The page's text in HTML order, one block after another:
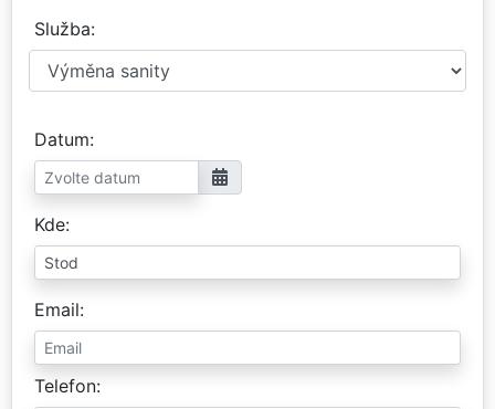
Služba
Datum
Kde
Email
Telefon